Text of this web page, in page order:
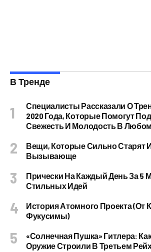
В Тренде
Специалисты Рассказали О
2020 Года, Которые Помогут
Свежесть И Молодость В
Вещи, Которые Сильно Старят
Вызывающе
Прически На Каждый День За 5
Стильных Идей
История Атомного Проекта (от
Фукусимы)
«Солнечная Пушка» Гитлера:
Оружие Строили В Третьем